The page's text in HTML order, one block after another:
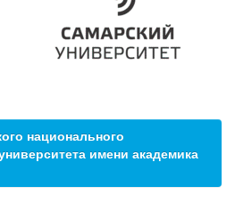
национального
имени академика